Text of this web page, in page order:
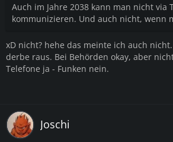
Auch im Jahre 2038 kann man nicht via
kommunizieren. Und auch nicht, wenn
xD nicht? hehe das meinte ich auch
derbe raus. Bei Behörden okay, aber
Telefone ja - Funken nein.
Joschi